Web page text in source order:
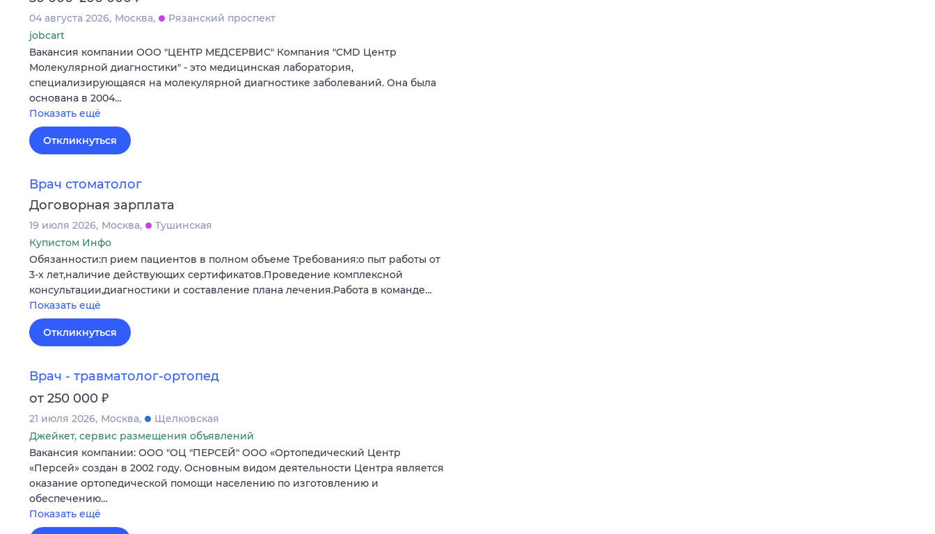
04 августа 2026 Москва
Рязанский проспект
jobcart
Вакансия компании ООО "ЦЕНТР МЕДСЕРВИС" Компания "CMD Центр
Молекулярной диагностики" - это медицинская лаборатория,
специализирующаяся на молекулярной диагностике заболеваний. Она была
основана в 2004…
Показать ещё
Откликнуться
Врач стоматолог
Договорная зарплата
19 июля 2026 Москва
Тушинская
Купистом Инфо
Обязанности:п рием пациентов в полном объеме Требования:о пыт работы от
3-х лет,наличие действующих сертификатов.Проведение комплексной
консультации,диагностики и составление плана лечения.Работа в команде…
Показать ещё
Откликнуться
Врач - травматолог-ортопед
от 250 000 ₽
21 июля 2026 Москва
Щелковская
Джейкет, сервис размещения объявлений
Вакансия компании: ООО "ОЦ "ПЕРСЕЙ" ООО «Ортопедический Центр
«Персей» создан в 2002 году. Основным видом деятельности Центра является
оказание ортопедической помощи населению по изготовлению и
обеспечению…
Показать ещё